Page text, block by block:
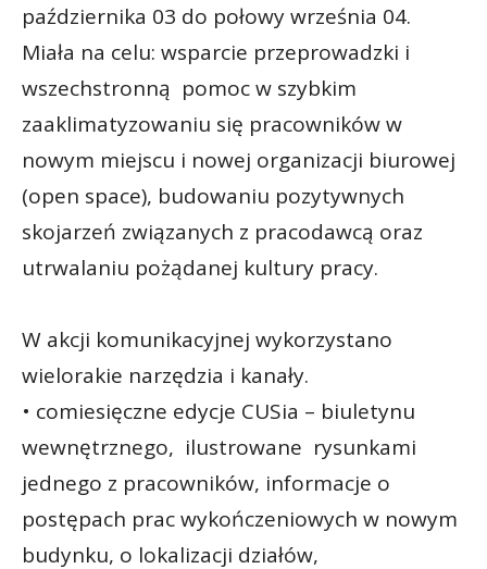
października 03 do połowy września 04.
Miała na celu: wsparcie przeprowadzki i
wszechstronną pomoc w szybkim
zaaklimatyzowaniu się pracowników w
nowym miejscu i nowej organizacji biurowej
(open space), budowaniu pozytywnych
skojarzeń związanych z pracodawcą oraz
utrwalaniu pożądanej kultury pracy.
W akcji komunikacyjnej wykorzystano
wielorakie narzędzia i kanały.
• comiesięczne edycje CUSia – biuletynu
wewnętrznego, ilustrowane rysunkami
jednego z pracowników, informacje o
postępach prac wykończeniowych w nowym
budynku, o lokalizacji działów,